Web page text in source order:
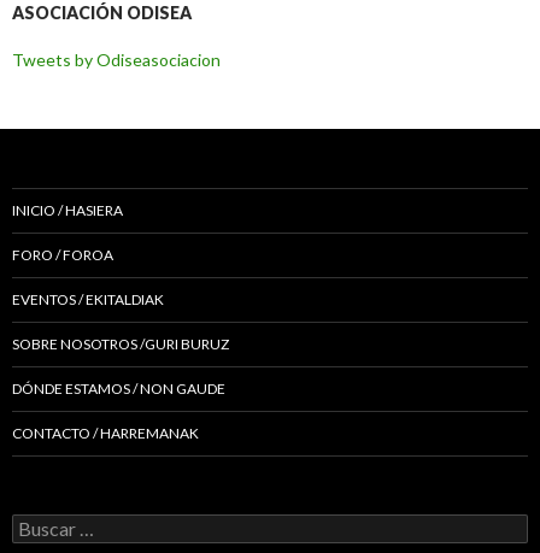
ASOCIACIÓN ODISEA
Tweets by Odiseasociacion
INICIO / HASIERA
FORO / FOROA
EVENTOS / EKITALDIAK
SOBRE NOSOTROS /GURI BURUZ
DÓNDE ESTAMOS / NON GAUDE
CONTACTO / HARREMANAK
Buscar: